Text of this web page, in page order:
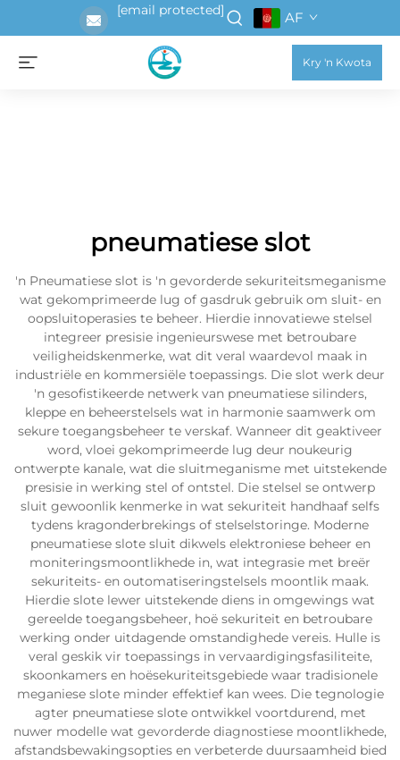
[email protected] AF
Kry 'n Kwota
pneumatiese slot
'n Pneumatiese slot is 'n gevorderde sekuriteitsmeganisme
wat gekomprimeerde lug of gasdruk gebruik om sluit- en
oopsluitoperasies te beheer. Hierdie innovatiewe stelsel
integreer presisie ingenieurswese met betroubare
veiligheidskenmerke, wat dit veral waardevol maak in
industriële en kommersiële toepassings. Die slot werk deur
'n gesofistikeerde netwerk van pneumatiese silinders,
kleppe en beheerstelsels wat in harmonie saamwerk om
sekure toegangsbeheer te verskaf. Wanneer dit geaktiveer
word, vloei gekomprimeerde lug deur noukeurig
ontwerpte kanale, wat die sluitmeganisme met uitstekende
presisie in werking stel of ontstel. Die stelsel se ontwerp
sluit gewoonlik kenmerke in wat sekuriteit handhaaf selfs
tydens kragonderbrekings of stelselstoringe. Moderne
pneumatiese slote sluit dikwels elektroniese beheer en
moniteringsmoontlikhede in, wat integrasie met breër
sekuriteits- en outomatiseringstelsels moontlik maak.
Hierdie slote lewer uitstekende diens in omgewings wat
gereelde toegangsbeheer, hoë sekuriteit en betroubare
werking onder uitdagende omstandighede vereis. Hulle is
veral geskik vir toepassings in vervaardigingsfasiliteite,
skoonkamers en hoësekuriteitsgebiede waar tradisionele
meganiese slote minder effektief kan wees. Die tegnologie
agter pneumatiese slote ontwikkel voortdurend, met
nuwer modelle wat gevorderde diagnostiese moontlikhede,
afstandsbewakingsopties en verbeterde duursaamheid bied